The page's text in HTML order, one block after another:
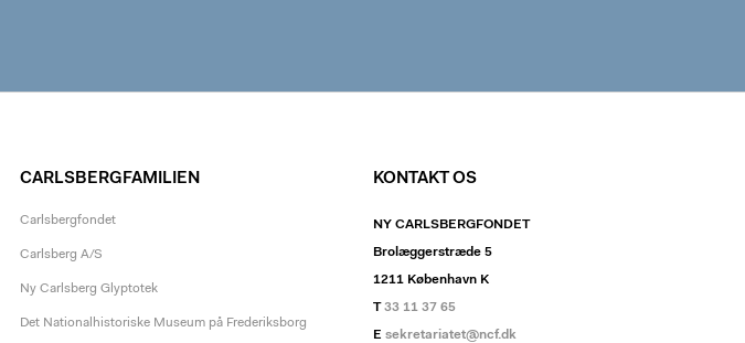
CARLSBERGFAMILIEN
Carlsbergfondet
Carlsberg A/S
Ny Carlsberg Glyptotek
Det Nationalhistoriske Museum på Frederiksborg
KONTAKT OS
NY CARLSBERGFONDET
Brolæggerstræde 5
1211 København K
T33 11 37 65
E sekretariatet@ncf.dk